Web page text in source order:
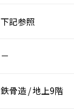
下記参照
－
鉄骨造 /地上9階